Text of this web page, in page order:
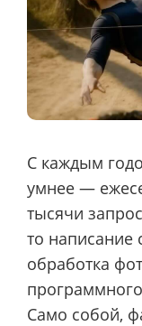
С каждым
умнее —
тысячи
то написание
обработка
Само собой,